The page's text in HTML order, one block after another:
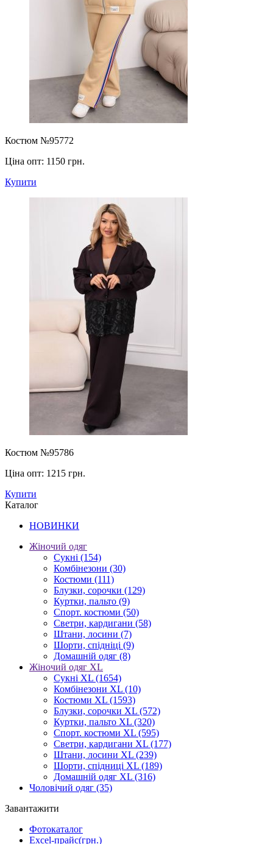
Костюм №95772
Ціна опт: 1150 грн.
Купити
Костюм №95786
Ціна опт: 1215 грн.
Купити
Каталог
НОВИНКИ
Жіночий одяг
Сукні (154)
Комбінезони (30)
Костюми (111)
Блузки, сорочки (129)
Куртки, пальто (9)
Спорт. костюми (50)
Светри, кардигани (58)
Штани, лосини (7)
Шорти, спідніці (9)
Домашній одяг (8)
Жіночий одяг XL
Cукні XL (1654)
Комбінезони XL (10)
Костюми XL (1593)
Блузки, сорочки XL (572)
Куртки, пальто XL (320)
Спорт. костюми XL (595)
Светри, кардигани XL (177)
Штани, лосини XL (239)
Шорти, спідниці XL (189)
Домашній одяг XL (316)
Чоловічий одяг (35)
Завантажити
Фотокаталог
Excel-прайс(грн.)